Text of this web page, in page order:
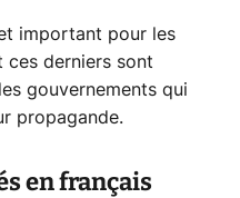
important pour les
ces derniers sont
gouvernements qui
propagande.
en français